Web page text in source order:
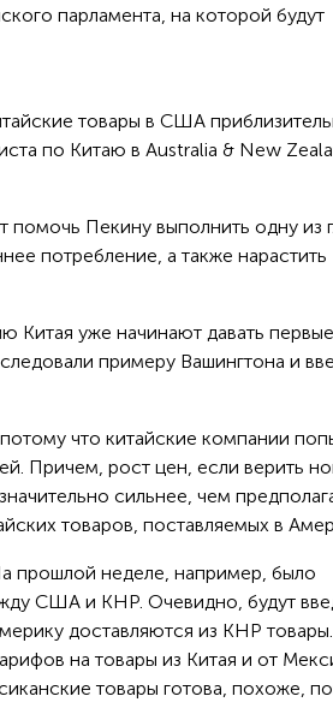
парламента, на которой будут
товары в США
по Китаю в Australia & New
Пекину выполнить одну из
потребление, а также нарастить
Китая уже начинают давать
примеру Вашингтона и
что китайские компании
Причем, рост цен, если верить
сильнее, чем
товаров, поставляемых в
прошлой неделе, например, было
США и КНР. Очевидно, будут
доставляются из КНР товары.
на товары из Китая и от
товары готова, похоже,